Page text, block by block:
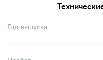
Год выпуска